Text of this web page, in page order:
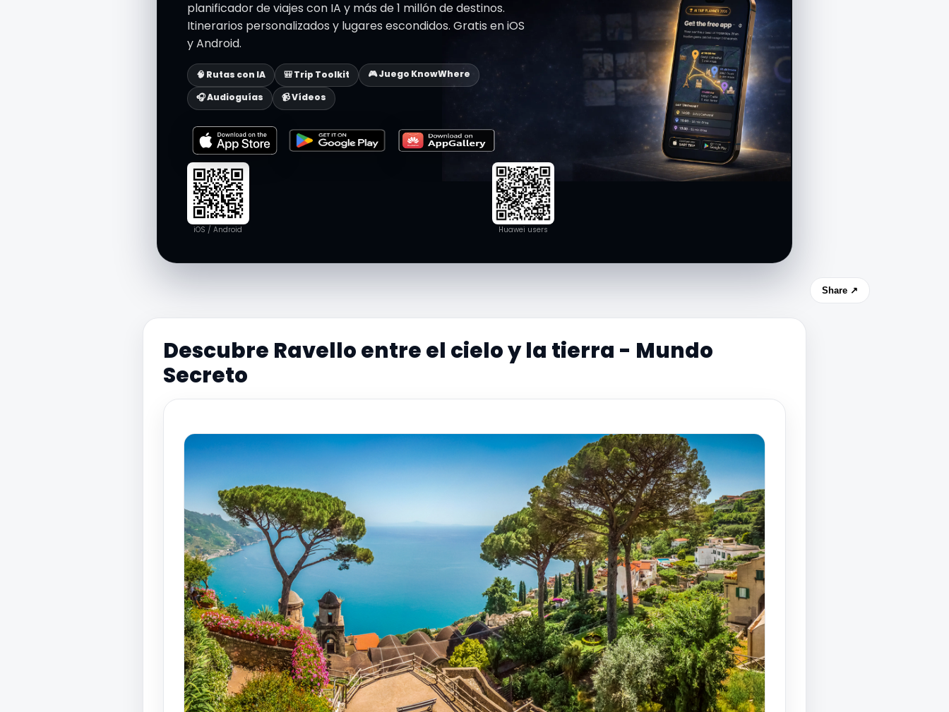
planificador de viajes con IA y más de 1 millón de destinos.
Itinerarios personalizados y lugares escondidos. Gratis en iOS
y Android.
🧠 Rutas con IA 🎒 Trip Toolkit
🎮 Juego KnowWhere
🎧 Audioguías
📹 Vídeos
iOS / Android Huawei users
Share ↗
Descubre Ravello entre el cielo y la tierra - Mundo
Secreto